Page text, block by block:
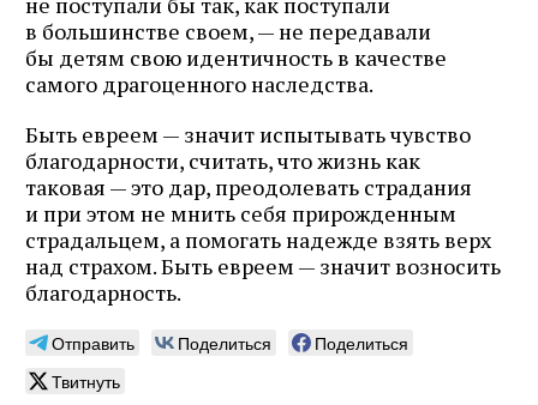
в большинстве своем, — не передавали
бы детям свою идентичность в качестве
самого драгоценного наследства.
Быть евреем — значит испытывать чувство
благодарности, считать, что жизнь как
таковая — это дар, преодолевать страдания
и при этом не мнить себя прирожденным
страдальцем, а помогать надежде взять верх
над страхом. Быть евреем — значит возносить
благодарность.
Отправить Поделиться
Поделиться
Твитнуть